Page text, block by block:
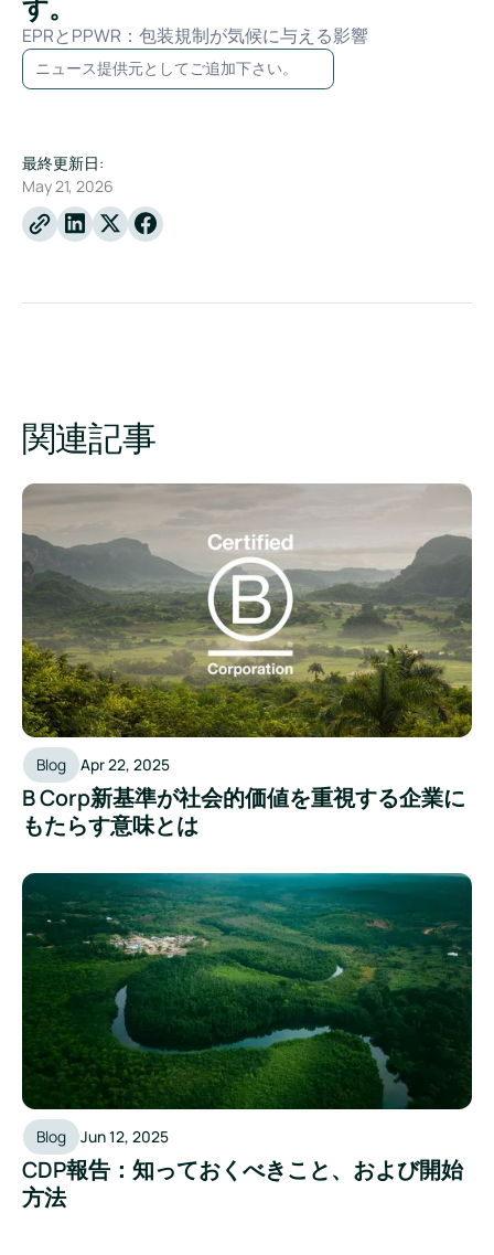
最終更新日:
May 21, 2026
Linkedin
X Facebook
す。
EPRとPPWR：包装規制が気候に与える影響
ニュース提供元としてご追加下さい。
関連記事
Blog Apr 22, 2025
B Corp新基準が社会的価値を重視する企業に
もたらす意味とは
B Corp新基準が社会的価値を重視する企業にもたらす意味
Blog Jun 12, 2025
CDP報告：知っておくべきこと、および開始
方法
CDP報告：知っておくべきこと、および開始方法